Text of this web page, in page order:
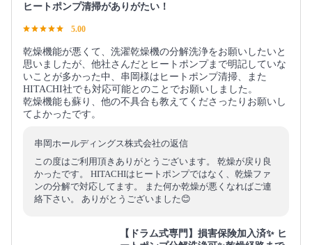
ヒートポンプ清掃がありがたい！
5.00
乾燥機能が悪くて、洗濯乾燥機の分解洗浄をお願いしたいと
思いましたが、他社さんだとヒートポンプまで明記していな
いことが多かった中、串岡様はヒートポンプ清掃、また
HITACHI社でも対応可能とのことでお願いしました。
乾燥機能も蘇り、他の不具合も教えてくださったりお願いし
てよかったです。
串岡ホールディングス株式会社の返信
この度はご利用頂きありがとうございます。 乾燥が戻り良
かったです。 HITACHIはヒートポンプではなく、乾燥ファ
ンの分解で対応してます。 また何か乾燥が悪くなればご連
絡下さい。 ありがとうございました😊
【ドラム式専門】損害保険加入済✨ ヒ